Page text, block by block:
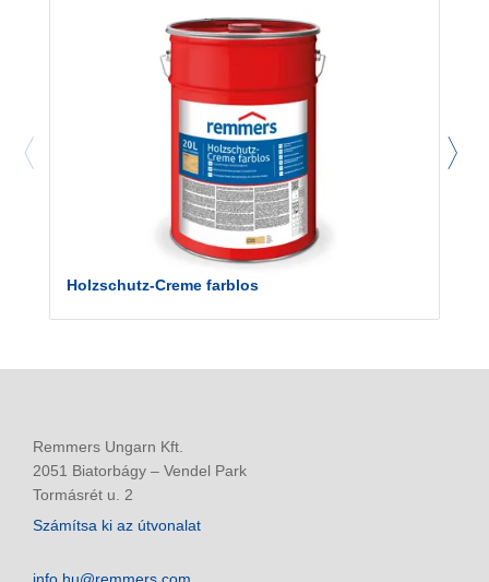
Holzschutz-Creme farblos
Remmers Ungarn Kft.
2051 Biatorbágy – Vendel Park
Tormásrét u. 2
Számítsa ki az útvonalat